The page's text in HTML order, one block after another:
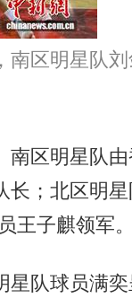
南区明星队刘
区明星队由
长；北区明星
王子麒领军。
队球员满奕